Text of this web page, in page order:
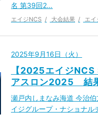
名 第39回2…
エイジNCS 大会結果 エ
2025年9月16日（火）
【2025エイジ
アスロン2025 結
瀬戸内しまなみ海道 今治
イジグループ・ナショナル